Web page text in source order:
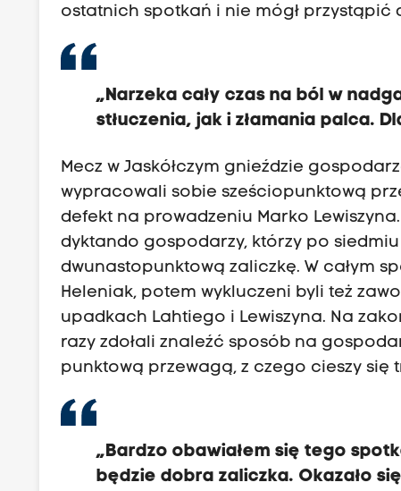
ostatnich spotkań i nie mógł przystąpić
„Narzeka cały czas na ból w
stłuczenia, jak i złamania palca.
Mecz w Jaskółczym gnieździe
wypracowali sobie sześciopunktową
defekt na prowadzeniu Marko
dyktando gospodarzy, którzy po
dwunastopunktową zaliczkę. W całym
Heleniak, potem wykluczeni byli też
upadkach Lahtiego i Lewiszyna. Na
razy zdołali znaleźć sposób na
punktową przewagą, z czego cieszy się
„Bardzo obawiałem się tego
będzie dobra zaliczka. Okazało